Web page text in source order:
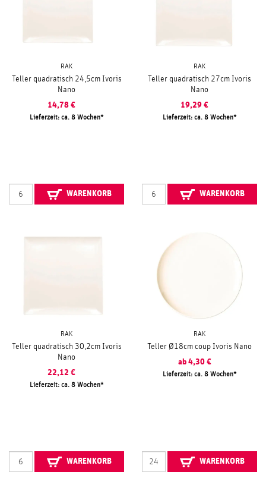
RAK
Teller quadratisch 24,5cm Ivoris
Nano
14,78 €
Lieferzeit: ca. 8 Wochen
WARENKORB
RAK
Teller quadratisch 27cm Ivoris
Nano
19,29 €
Lieferzeit: ca. 8 Wochen
WARENKORB
RAK
Teller quadratisch 30,2cm Ivoris
Nano
22,12 €
Lieferzeit: ca. 8 Wochen
WARENKORB
RAK
Teller Ø18cm coup Ivoris Nano
ab 4,30 €
Lieferzeit: ca. 8 Wochen
WARENKORB